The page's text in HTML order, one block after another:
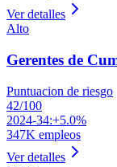
Ver detalles
Alto
Gerentes de
Puntuacion de riesgo
42/100
2024-34:+5.0%
347K empleos
Ver detalles